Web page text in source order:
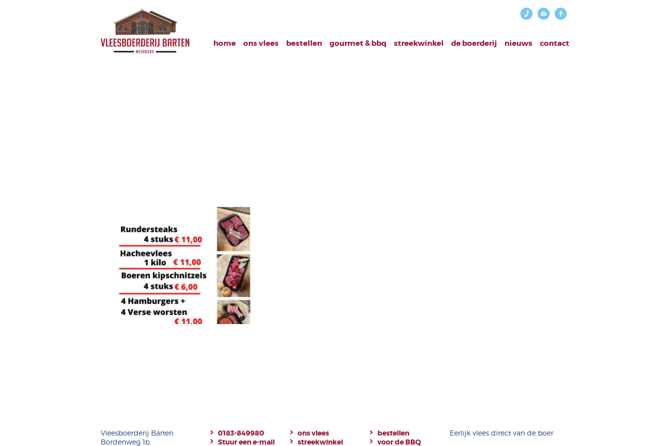
home ons vlees bestellen gourmet & bbq streekwinkel de boerderij nieuws contact
Vleesboerderij Barten
Bordenweg 1b,
0183-849980
Stuur een e-mail
ons vlees
streekwinkel
bestellen
voor de BBQ
Eerlijk vlees direct van de boer